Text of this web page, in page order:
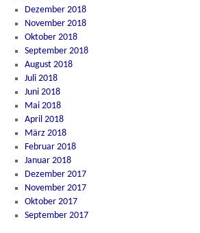
Dezember 2018
November 2018
Oktober 2018
September 2018
August 2018
Juli 2018
Juni 2018
Mai 2018
April 2018
März 2018
Februar 2018
Januar 2018
Dezember 2017
November 2017
Oktober 2017
September 2017